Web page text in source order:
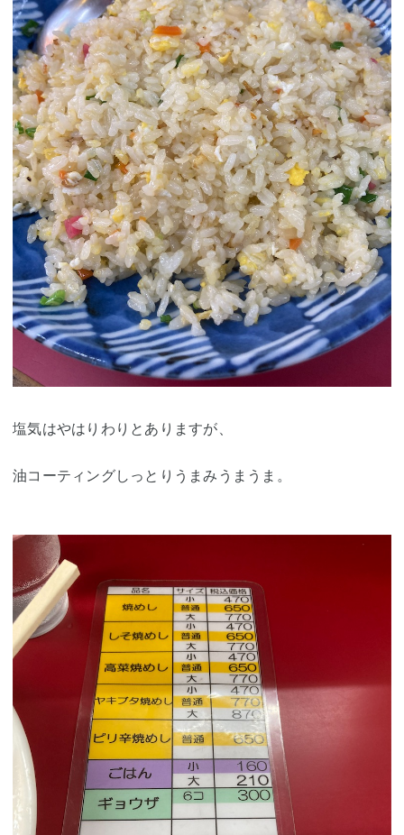
塩気はやはりわりとありますが、
油コーティングしっとりうまみうまうま。